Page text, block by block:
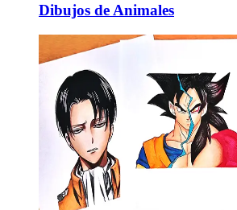
Dibujos de Animales